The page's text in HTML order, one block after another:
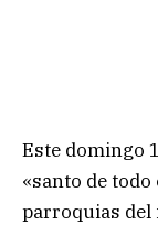
Este domingo
«santo de
parroquias del